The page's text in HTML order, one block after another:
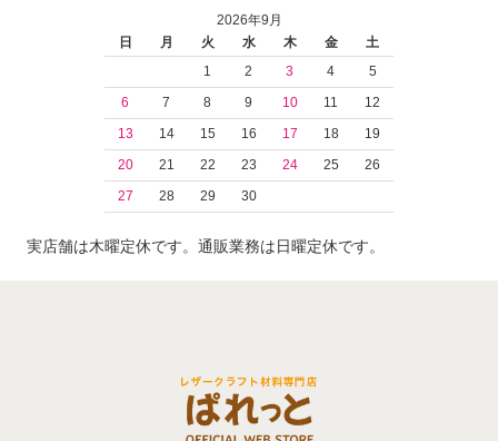
2026年9月
日
月 火 水 木 金
土
1
2 3 4
5
6
7 8 9 10 11
12
13
14 15 16 17 18
19
20
21 22 23 24 25
26
27
28 29 30
実店舗は木曜定休です。通販業務は日曜定休です。